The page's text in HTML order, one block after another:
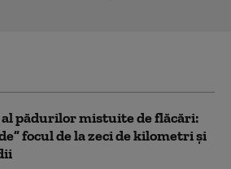
pădurilor mistuite de flăcări:
focul de la zeci de kilometri și